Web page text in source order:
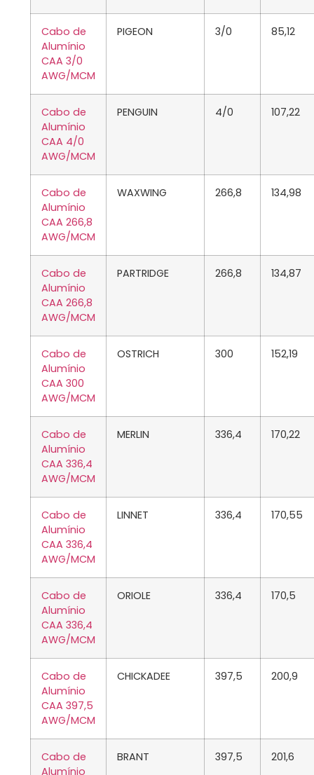
Cabo de
Alumínio
CAA 3/0
AWG/MCM
PIGEON 3/0 85,12
Cabo de
Alumínio
CAA 4/0
AWG/MCM
PENGUIN 4/0 107,22
Cabo de
Alumínio
CAA 266,8
AWG/MCM
WAXWING 266,8 134,98
Cabo de
Alumínio
CAA 266,8
AWG/MCM
PARTRIDGE 266,8 134,87
Cabo de
Alumínio
CAA 300
AWG/MCM
OSTRICH 300 152,19
Cabo de
Alumínio
CAA 336,4
AWG/MCM
MERLIN 336,4 170,22
Cabo de
Alumínio
CAA 336,4
AWG/MCM
LINNET 336,4 170,55
Cabo de
Alumínio
CAA 336,4
AWG/MCM
ORIOLE 336,4 170,5
Cabo de
Alumínio
CAA 397,5
AWG/MCM
CHICKADEE 397,5 200,9
Cabo de
Alumínio
BRANT 397,5 201,6